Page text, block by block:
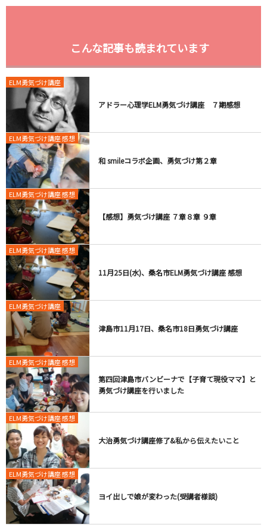
こんな記事も読まれています
ELM勇気づけ講座
アドラー心理学ELM勇気づけ講座 ７期感想
ELM勇気づけ講座 感想
和 smileコラボ企画、勇気づけ第２章
ELM勇気づけ講座 感想
【感想】勇気づけ講座 ７章８章 ９章
ELM勇気づけ講座 感想
11月25日(水)、桑名市ELM勇気づけ講座 感想
ELM勇気づけ講座
津島市11月17日、桑名市18日勇気づけ講座
ELM勇気づけ講座 感想
第四回津島市バンビーナで【子育て現役ママ】と
勇気づけ講座を行いました
ELM勇気づけ講座 感想
大治勇気づけ講座修了&私から伝えたいこと
ELM勇気づけ講座 感想
ヨイ出しで娘が変わった(受講者様談)